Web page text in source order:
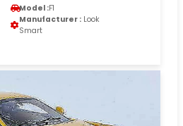
Model :F1
Manufacturer : Look
Smart